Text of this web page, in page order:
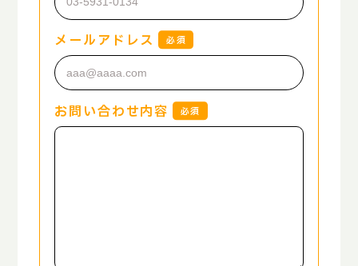
メールアドレス 必須
お問い合わせ内容 必須